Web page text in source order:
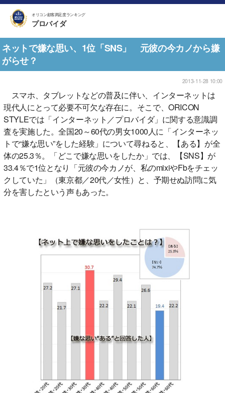
オリコン顧客満足度ランキング
プロバイダ
ネットで嫌な思い、1位「SNS」 元彼の今カノから嫌
がらせ？
2013-11-28 10:00
スマホ、タブレットなどの普及に伴い、インターネットは
現代人にとって必要不可欠な存在に。そこで、ORICON
STYLEでは「インターネット／プロバイダ」に関する意識調
査を実施した。全国20～60代の男女1000人に「インターネッ
トで“嫌な思い”をした経験」について尋ねると、【ある】が全
体の25.3％。「どこで嫌な思いをしたか」では、【SNS】が
33.4％で1位となり「元彼の今カノが、私のmixiやFbをチェッ
クしていた」（東京都／20代／女性）と、予期せぬ訪問に気
分を害したという声もあった。